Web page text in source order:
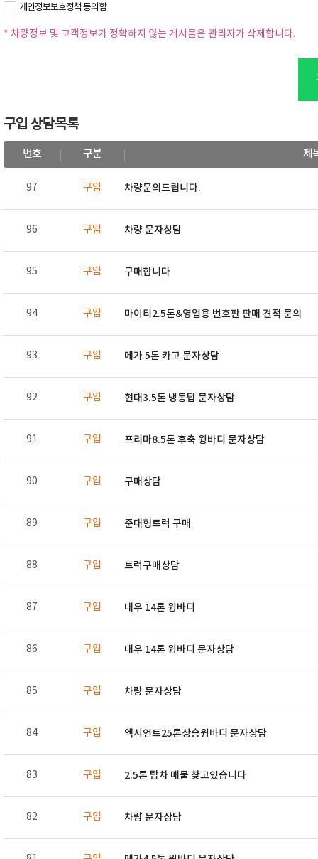
개인정보보호정책 동의함
* 차량정보 및 고객정보가 정확하지 않는 게시물은 관리자가 삭제합니다.
구입 상담목록
번호 구분 제
97 구입 차량문의드립니다.
96 구입 차량 문자상담
95 구입 구매합니다
94 구입 마이티2.5톤&영업용 번호판 판매 견적 문의
93 구입 메가 5톤 카고 문자상담
92 구입 현대3.5톤 냉동탑 문자상담
91 구입 프리마8.5톤 후축 윙바디 문자상담
90 구입 구매상담
89 구입 준대형트럭 구매
88 구입 트럭구매상담
87 구입 대우 14톤 윙바디
86 구입 대우 14톤 윙바디 문자상담
85 구입 차량 문자상담
84 구입 엑시언트25톤상승윙바디 문자상담
83 구입 2.5톤 탑차 매물 찾고있습니다
82 구입 차량 문자상담